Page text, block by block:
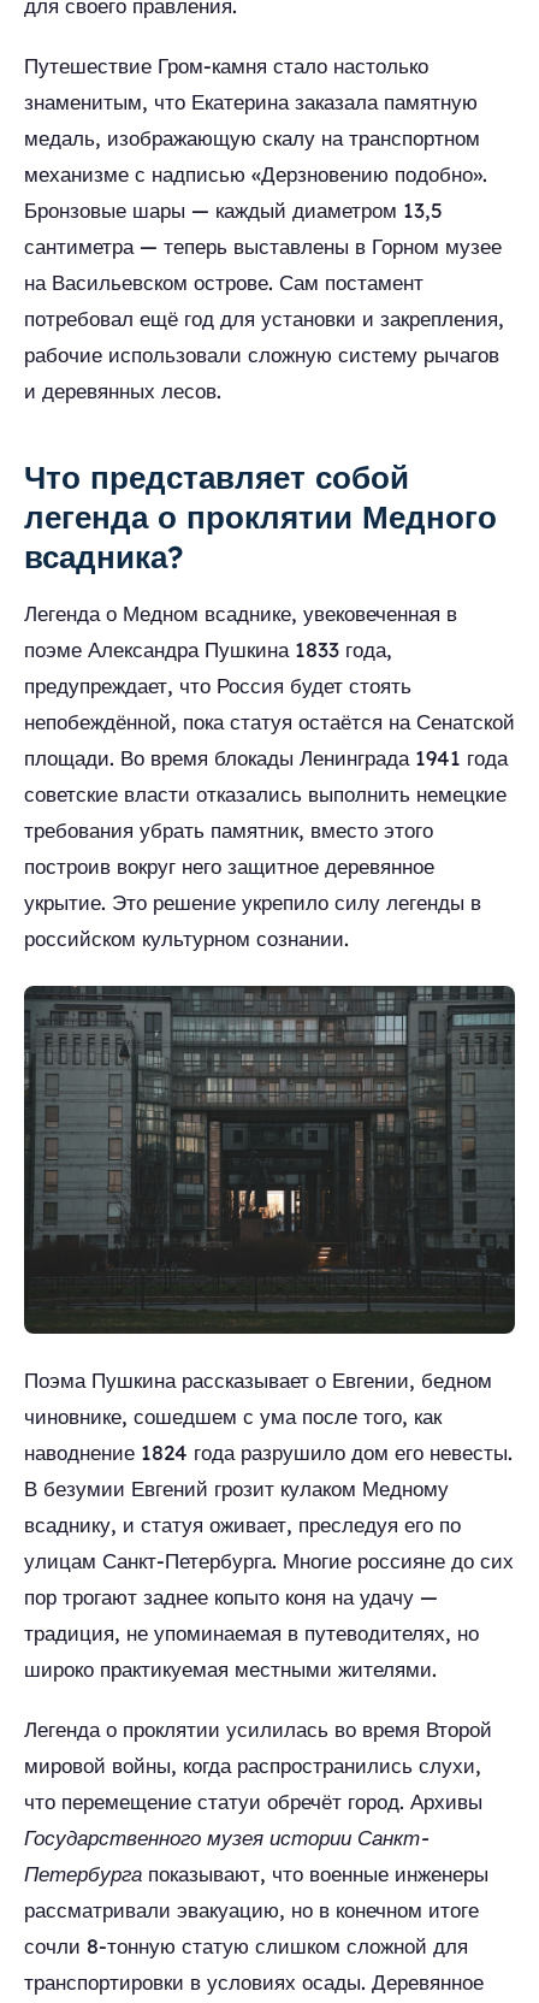
для своего правления.
Путешествие Гром-камня стало настолько
знаменитым, что Екатерина заказала памятную
медаль, изображающую скалу на транспортном
механизме с надписью «Дерзновению подобно».
Бронзовые шары — каждый диаметром 13,5
сантиметра — теперь выставлены в Горном музее
на Васильевском острове. Сам постамент
потребовал ещё год для установки и закрепления,
рабочие использовали сложную систему рычагов
и деревянных лесов.
Что представляет собой
легенда о проклятии Медного
всадника?
Легенда о Медном всаднике, увековеченная в
поэме Александра Пушкина 1833 года,
предупреждает, что Россия будет стоять
непобеждённой, пока статуя остаётся на Сенатской
площади. Во время блокады Ленинграда 1941 года
советские власти отказались выполнить немецкие
требования убрать памятник, вместо этого
построив вокруг него защитное деревянное
укрытие. Это решение укрепило силу легенды в
российском культурном сознании.
Поэма Пушкина рассказывает о Евгении, бедном
чиновнике, сошедшем с ума после того, как
наводнение 1824 года разрушило дом его невесты.
В безумии Евгений грозит кулаком Медному
всаднику, и статуя оживает, преследуя его по
улицам Санкт-Петербурга. Многие россияне до сих
пор трогают заднее копыто коня на удачу —
традиция, не упоминаемая в путеводителях, но
широко практикуемая местными жителями.
Легенда о проклятии усилилась во время Второй
мировой войны, когда распространились слухи,
что перемещение статуи обречёт город. Архивы
Государственного музея истории Санкт-
Петербурга показывают, что военные инженеры
рассматривали эвакуацию, но в конечном итоге
сочли 8-тонную статую слишком сложной для
транспортировки в условиях осады. Деревянное